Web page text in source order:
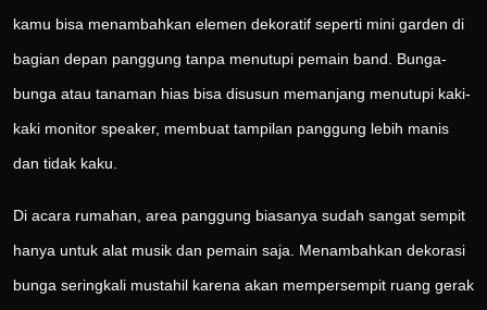
kamu bisa menambahkan elemen dekoratif seperti mini garden di
bagian depan panggung tanpa menutupi pemain band. Bunga-
bunga atau tanaman hias bisa disusun memanjang menutupi kaki-
kaki monitor speaker, membuat tampilan panggung lebih manis
dan tidak kaku.
Di acara rumahan, area panggung biasanya sudah sangat sempit
hanya untuk alat musik dan pemain saja. Menambahkan dekorasi
bunga seringkali mustahil karena akan mempersempit ruang gerak